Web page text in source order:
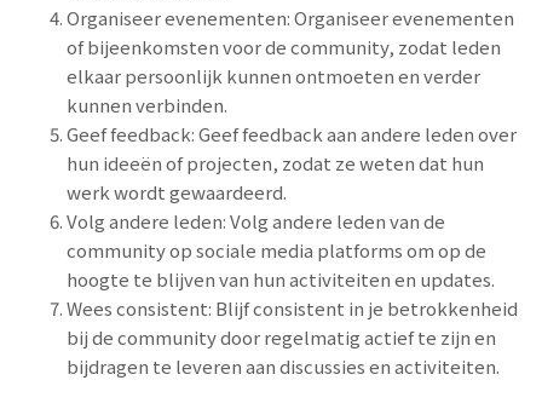
Organiseer evenementen: Organiseer evenementen
of bijeenkomsten voor de community, zodat leden
elkaar persoonlijk kunnen ontmoeten en verder
kunnen verbinden.
Geef feedback: Geef feedback aan andere leden over
hun ideeën of projecten, zodat ze weten dat hun
werk wordt gewaardeerd.
Volg andere leden: Volg andere leden van de
community op sociale media platforms om op de
hoogte te blijven van hun activiteiten en updates.
Wees consistent: Blijf consistent in je betrokkenheid
bij de community door regelmatig actief te zijn en
bijdragen te leveren aan discussies en activiteiten.